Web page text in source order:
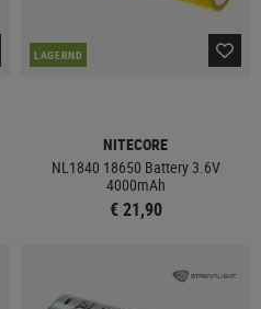
LAGERND
NITECORE
NL1840 18650 Battery 3.6V
4000mAh
€ 21,90